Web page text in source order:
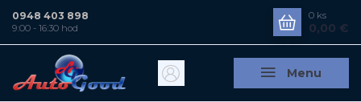
Menu
0948 403 898
9:00 - 16:30 hod
0 ks
0,00 €